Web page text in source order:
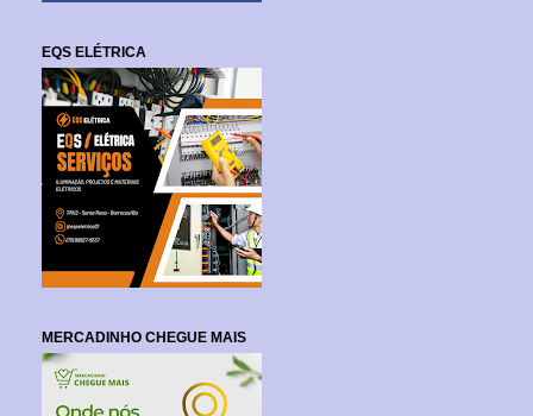
EQS ELÉTRICA
MERCADINHO CHEGUE MAIS